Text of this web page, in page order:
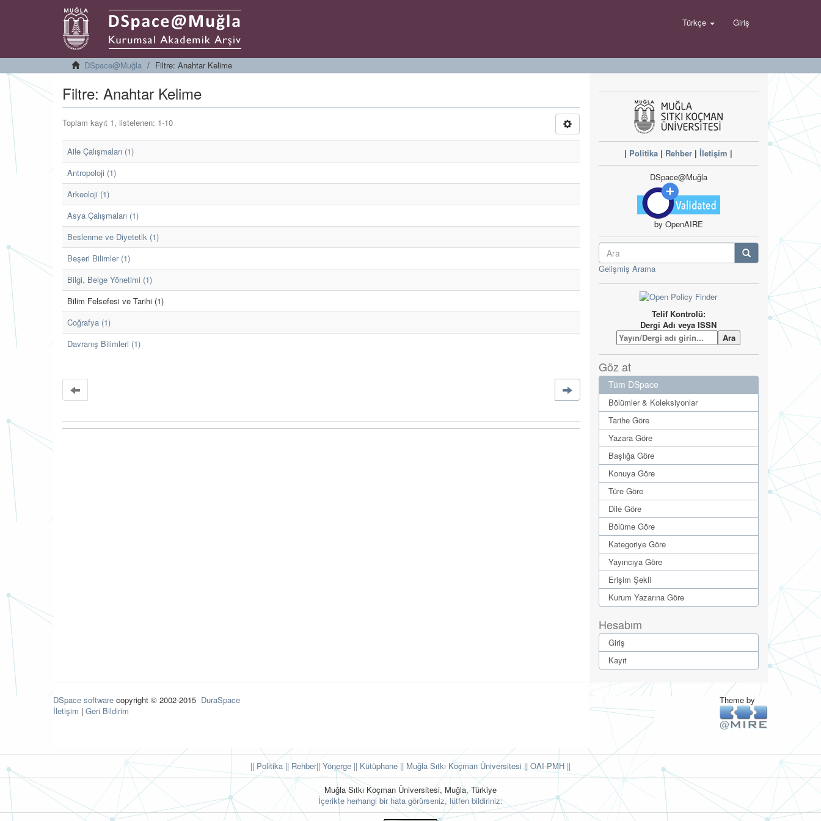
Türkçe Giriş
DSpace@Muğla Filtre: Anahtar Kelime
Filtre: Anahtar Kelime
Toplam kayıt 1, listelenen: 1-10
Aile Çalışmaları (1)
Antropoloji (1)
Arkeoloji (1)
Asya Çalışmaları (1)
Beslenme ve Diyetetik (1)
Beşeri Bilimler (1)
Bilgi, Belge Yönetimi (1)
Bilim Felsefesi ve Tarihi (1)
Coğrafya (1)
Davranış Bilimleri (1)
| Politika | Rehber |İletişim |
DSpace@Muğla
by OpenAIRE
Gelişmiş Arama
Telif Kontrolü:
Dergi Adı veya ISSN
Göz at
Tüm DSpace
Bölümler & Koleksiyonlar
Tarihe Göre
Yazara Göre
Başlığa Göre
Konuya Göre
Türe Göre
Dile Göre
Bölüme Göre
Kategoriye Göre
Yayıncıya Göre
Erişim Şekli
Kurum Yazarına Göre
Hesabım
Giriş
Kayıt
DSpace software copyright © 2002-2015 DuraSpace
İletişim | Geri Bildirim
Theme by
|| Politika || Rehber|| Yönerge || Kütüphane || Muğla Sıtkı Koçman Üniversitesi || OAI-PMH ||
Muğla Sıtkı Koçman Üniversitesi, Muğla, Türkiye
İçerikte herhangi bir hata görürseniz, lütfen bildiriniz: